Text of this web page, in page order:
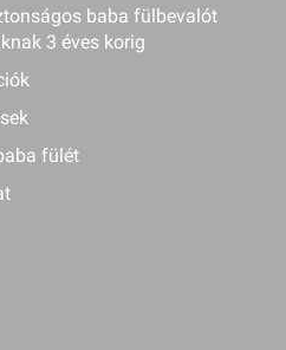
baba fülbevalót
3 éves korig
fülét